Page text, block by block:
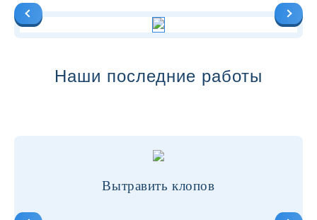
Наши последние работы
Вытравить клопов